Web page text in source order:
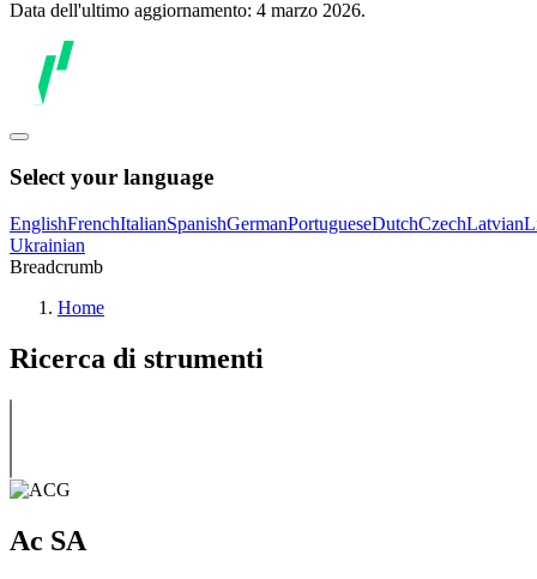
Data dell'ultimo aggiornamento: 4 marzo 2026.
Select your language
EnglishFrenchItalianSpanishGermanPortugueseDutchCzechLatvian
Ukrainian
Breadcrumb
Home
Ricerca di strumenti
Ac SA